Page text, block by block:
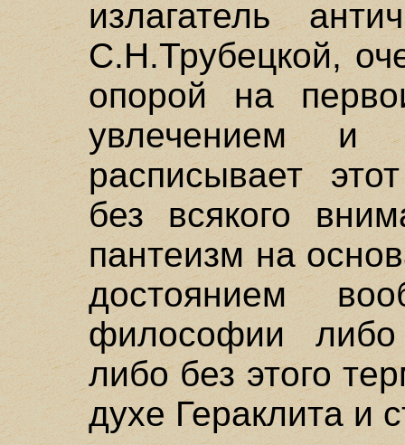
излагатель
С.Н.Трубецкой,
опорой на
увлечением и
расписывает
без всякого
пантеизм на
достоянием
философии
либо без этого
духе Гераклита и